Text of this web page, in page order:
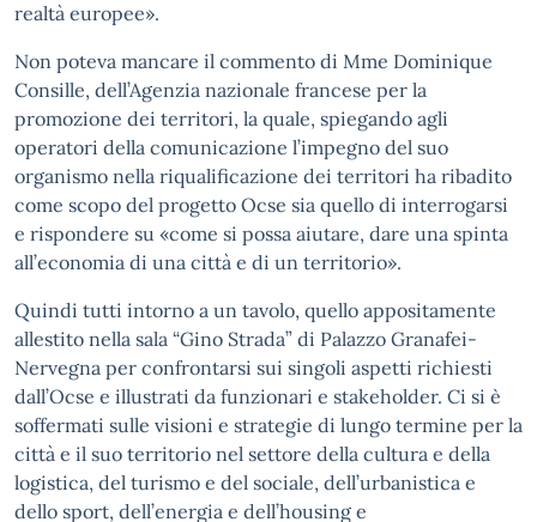
realtà europee».
Non poteva mancare il commento di Mme Dominique
Consille, dell’Agenzia nazionale francese per la
promozione dei territori, la quale, spiegando agli
operatori della comunicazione l’impegno del suo
organismo nella riqualificazione dei territori ha ribadito
come scopo del progetto Ocse sia quello di interrogarsi
e rispondere su «come si possa aiutare, dare una spinta
all’economia di una città e di un territorio».
Quindi tutti intorno a un tavolo, quello appositamente
allestito nella sala “Gino Strada” di Palazzo Granafei-
Nervegna per confrontarsi sui singoli aspetti richiesti
dall’Ocse e illustrati da funzionari e stakeholder. Ci si è
soffermati sulle visioni e strategie di lungo termine per la
città e il suo territorio nel settore della cultura e della
logistica, del turismo e del sociale, dell’urbanistica e
dello sport, dell’energia e dell’housing e